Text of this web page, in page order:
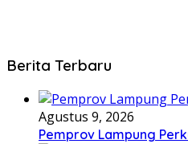
Berita Terbaru
Agustus 9, 2026
Pemprov Lampung